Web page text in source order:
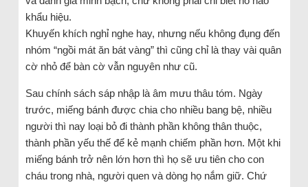
khẩu hiệu.
Khuyến khích nghỉ nghe hay, nhưng nếu không đụng đến
nhóm “ngồi mát ăn bát vàng” thì cũng chỉ là thay vài quân
cờ nhỏ để bàn cờ vẫn nguyên như cũ.
Sau chính sách sáp nhập là âm mưu thâu tóm. Ngày
trước, miếng bánh được chia cho nhiều bang bệ, nhiều
người thì nay loại bỏ đi thành phần không thân thuộc,
thành phần yếu thế để kẻ mạnh chiếm phần hơn. Một khi
miếng bánh trở nên lớn hơn thì họ sẽ ưu tiên cho con
cháu trong nhà, người quen và dòng họ nắm giữ. Chứ